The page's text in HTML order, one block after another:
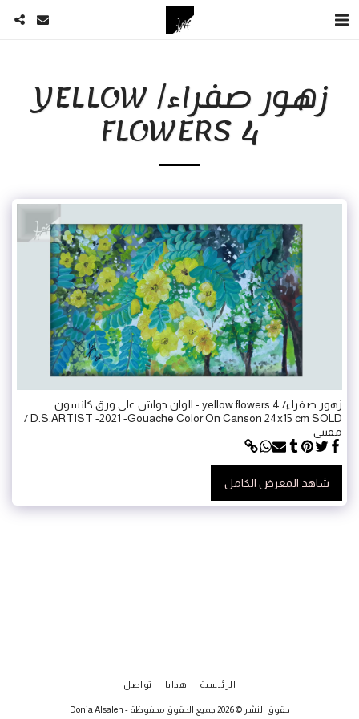
زهور صفراء/ YELLOW
FLOWERS 4
زهور صفراء/ yellow flowers 4 - الوان جواش على ورق كانسون
D.S.ARTIST -2021 -Gouache Color On Canson 24x15 cm SOLD /
مقتنى
شاهد المعرض الكامل
الرئيسية هدايا تواصل
حقوق النشر © 2026 جميع الحقوق محفوظة -
Donia Alsaleh